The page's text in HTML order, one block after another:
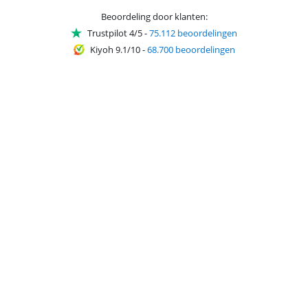
Beoordeling door klanten:
Trustpilot 4/5-75.112 beoordelingen
Kiyoh 9.1/10-68.700 beoordelingen